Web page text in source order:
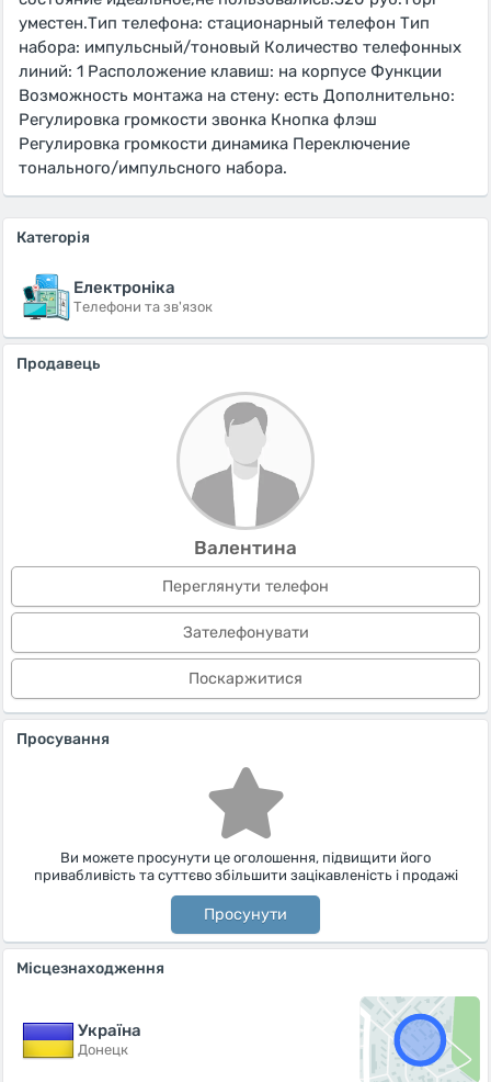
уместен.Тип телефона: стационарный телефон Тип
набора: импульсный/тоновый Количество телефонных
линий: 1 Расположение клавиш: на корпусе Функции
Возможность монтажа на стену: есть Дополнительно:
Регулировка громкости звонка Кнопка флэш
Регулировка громкости динамика Переключение
тонального/импульсного набора.
Категорія
Електроніка
Телефони та зв'язок
Продавець
Валентина
Переглянути телефон
Зателефонувати
Поскаржитися
Просування
Ви можете просунути це оголошення, підвищити його
привабливість та суттєво збільшити зацікавленість і продажі
Просунути
Місцезнаходження
Україна
Донецк